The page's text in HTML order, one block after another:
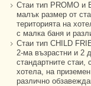
Стаи тип PROMO и
малък размер от
територията на
с малка баня и
Стаи тип CHILD
2-ма възрастни и 2
стандартните стаи,
хотела, на
различно